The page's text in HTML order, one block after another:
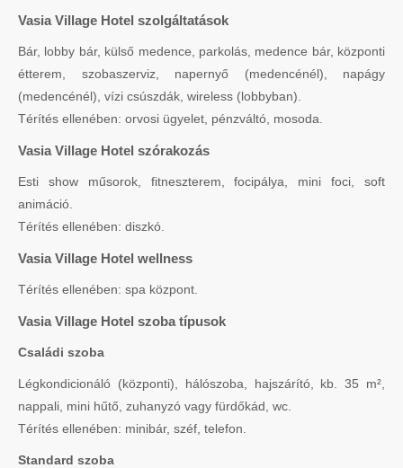
Vasia Village Hotel szolgáltatások
Bár, lobby bár, külső medence, parkolás, medence bár, központi
étterem, szobaszerviz, napernyő (medencénél), napágy
(medencénél), vízi csúszdák, wireless (lobbyban).
Térítés ellenében: orvosi ügyelet, pénzváltó, mosoda.
Vasia Village Hotel szórakozás
Esti show műsorok, fitneszterem, focipálya, mini foci, soft
animáció.
Térítés ellenében: diszkó.
Vasia Village Hotel wellness
Térítés ellenében: spa központ.
Vasia Village Hotel szoba típusok
Családi szoba
Légkondicionáló (központi), hálószoba, hajszárító, kb. 35 m²,
nappali, mini hűtő, zuhanyzó vagy fürdőkád, wc.
Térítés ellenében: minibár, széf, telefon.
Standard szoba